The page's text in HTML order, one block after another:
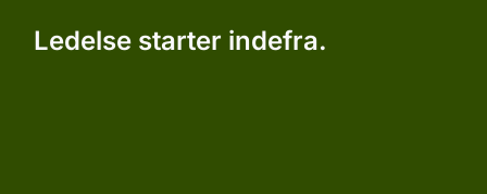
Ledelse starter indefra.